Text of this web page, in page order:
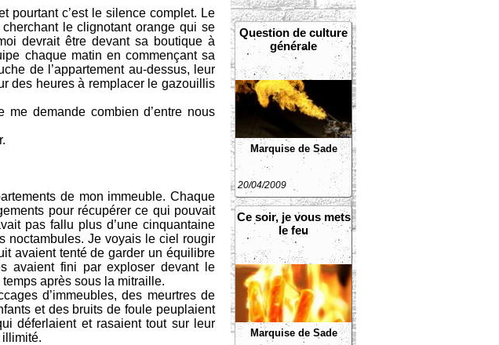
Question de culture
générale
Marquise de Sade
20/04/2009
Ce soir, je vous mets
le feu
Marquise de Sade
pourtant c’est le silence complet. Le
le clignotant orange qui se
devrait être devant sa boutique à
chaque matin en commençant sa
de l’appartement au-dessus, leur
des heures à remplacer le gazouillis
demande combien d’entre nous
de mon immeuble. Chaque
pour récupérer ce qui pouvait
pas fallu plus d’une cinquantaine
noctambules. Je voyais le ciel rougir
avaient tenté de garder un équilibre
avaient fini par exploser devant le
après sous la mitraille.
d’immeubles, des meurtres de
et des bruits de foule peuplaient
déferlaient et rasaient tout sur leur